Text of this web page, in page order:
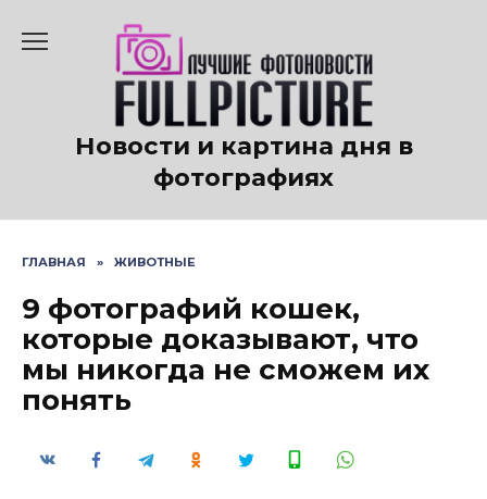
содержанию
Новости и картина дня в
фотографиях
ГЛАВНАЯ » ЖИВОТНЫЕ
9 фотографий кошек,
которые доказывают, что
мы никогда не сможем их
понять